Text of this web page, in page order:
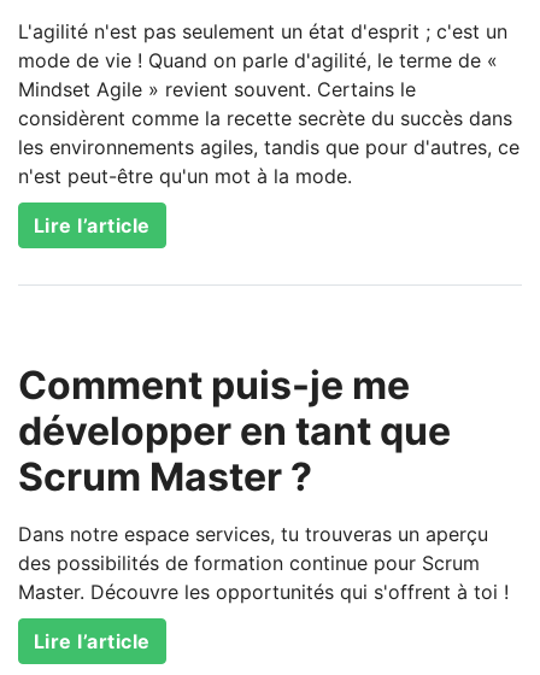
L'agilité n'est pas seulement un état d'esprit ; c'est un
mode de vie ! Quand on parle d'agilité, le terme de «
Mindset Agile » revient souvent. Certains le
considèrent comme la recette secrète du succès dans
les environnements agiles, tandis que pour d'autres, ce
n'est peut-être qu'un mot à la mode.
Lire l’article
Comment puis-je me
développer en tant que
Scrum Master ?
Dans notre espace services, tu trouveras un aperçu
des possibilités de formation continue pour Scrum
Master. Découvre les opportunités qui s'offrent à toi !
Lire l’article